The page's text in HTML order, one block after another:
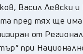
Васил Левски
пред тях ще
от
при